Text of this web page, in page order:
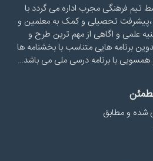
تیم فرهنگی مجرب اداره می گردد با
،پیشرفت تحصیلی و کمک به معلمین و
علمی و اگاهی از مهم ترین طرح و
برنامه هایی متناسب با بخشنامه ها
با برنامه درسی ملی می باشد…
شده و مطابق